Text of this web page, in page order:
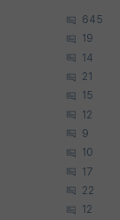
645
19
14
21
15
12
9
10
17
22
12